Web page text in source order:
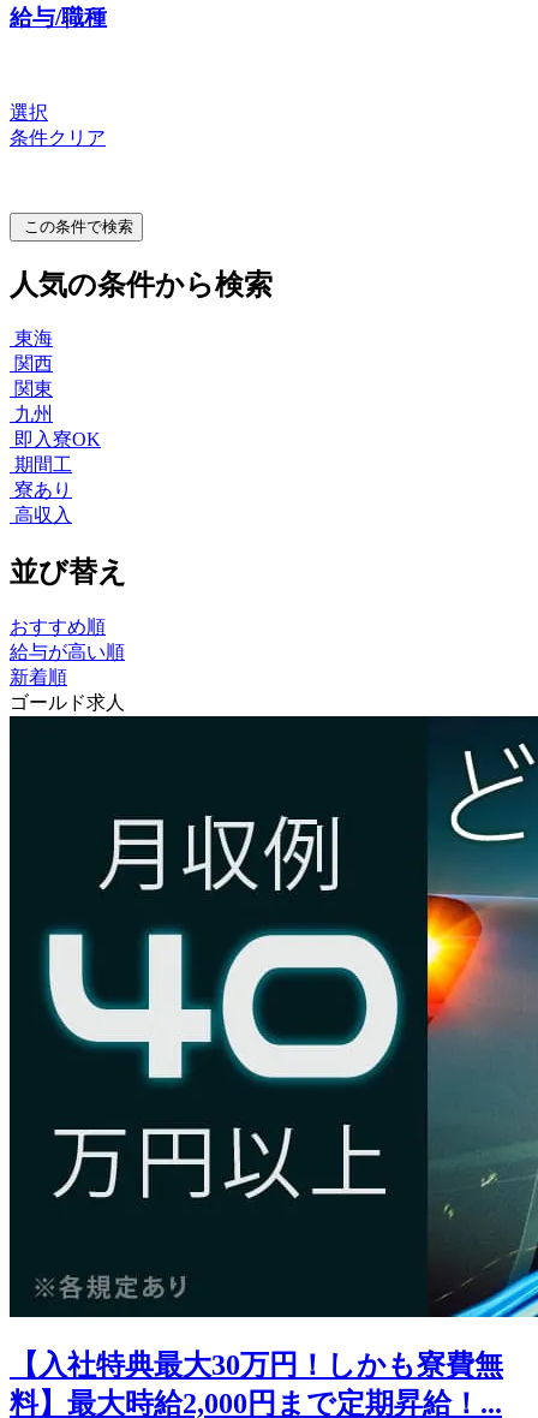
給与/職種
選択
条件クリア
この条件で検索
人気の条件から検索
東海
関西
関東
九州
即入寮OK
期間工
寮あり
高収入
並び替え
おすすめ順
給与が高い順
新着順
ゴールド求人
【入社特典最大30万円！しかも寮費無
料】最大時給2,000円まで定期昇給！...